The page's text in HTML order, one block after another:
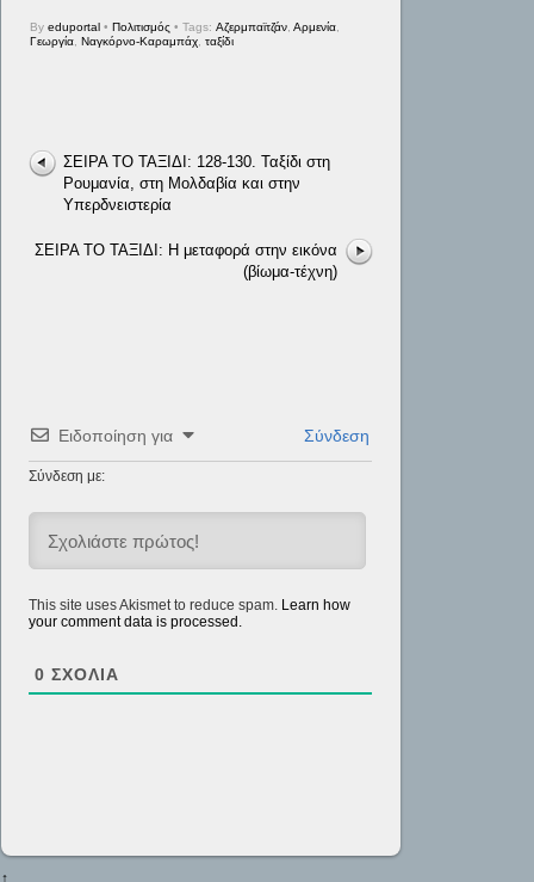
Byeduportal • Πολιτισμός • Tags:Αζερμπαϊτζάν ,Αρμενία
Γεωργία ,Ναγκόρνο-Καραμπάχ ,ταξίδι
ΣΕΙΡΑ ΤΟ ΤΑΞΙΔΙ: 128-130. Ταξίδι στη
Ρουμανία, στη Μολδαβία και στην
Υπερδνειστερία
ΣΕΙΡΑ ΤΟ ΤΑΞΙΔΙ: Η μεταφορά στην εικόνα
(βίωμα-τέχνη)
Ειδοποίηση για Σύνδεση
Σύνδεση με:
This site uses Akismet to reduce spam. Learn how
your comment data is processed.
0 ΣΧΌΛΙΑ